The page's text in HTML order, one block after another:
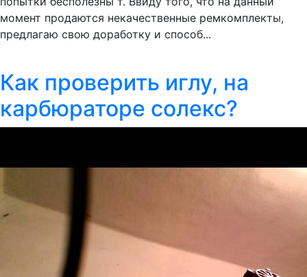
момент продаются некачественные ремкомплекты,
предлагаю свою доработку и способ...
Как проверить иглу, на
карбюраторе солекс?